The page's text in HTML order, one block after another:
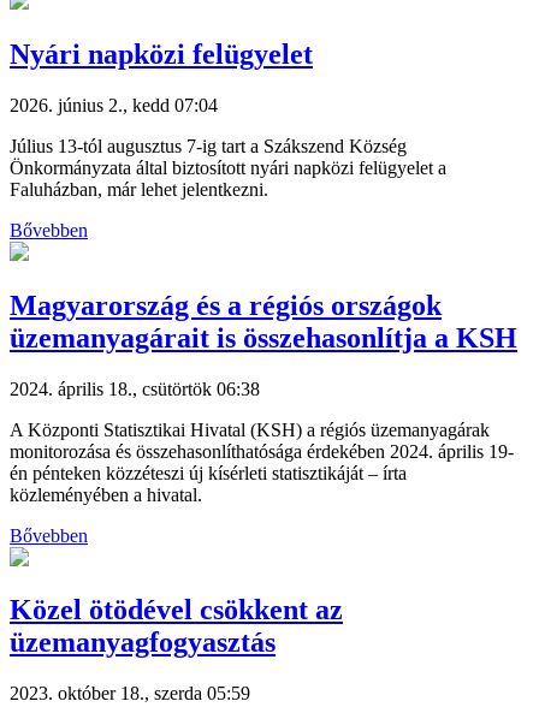
Nyári napközi felügyelet
2026. június 2., kedd 07:04
Július 13-tól augusztus 7-ig tart a Szákszend Község
Önkormányzata által biztosított nyári napközi felügyelet a
Faluházban, már lehet jelentkezni.
Bővebben
Magyarország és a régiós országok
üzemanyagárait is összehasonlítja a KSH
2024. április 18., csütörtök 06:38
A Központi Statisztikai Hivatal (KSH) a régiós üzemanyagárak
monitorozása és összehasonlíthatósága érdekében 2024. április 19-
én pénteken közzéteszi új kísérleti statisztikáját – írta
közleményében a hivatal.
Bővebben
Közel ötödével csökkent az
üzemanyagfogyasztás
2023. október 18., szerda 05:59